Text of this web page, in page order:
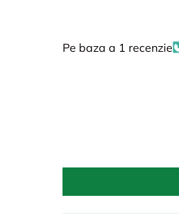
Pe baza a 1 recenzie